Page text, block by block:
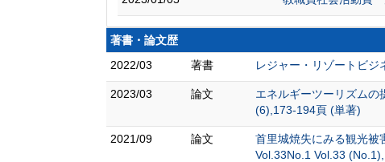
著書・論文歴
2022/03
著書 レジャー・リゾートビ
2023/03 論文
エネルギーツーリズム
(6),173-194頁 (単著)
2021/09 論文
首里城焼失にみる観光被
Vol.33No.1 Vol.33